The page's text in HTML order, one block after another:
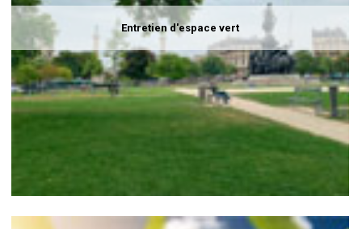
Entretien d'espace vert